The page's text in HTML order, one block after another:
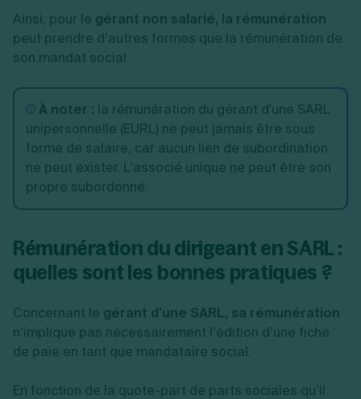
Ainsi, pour le gérant non salarié, la rémunération
peut prendre d’autres formes que la rémunération de
son mandat social.
À noter : la rémunération du gérant d'une SARL
unipersonnelle (EURL) ne peut jamais être sous
forme de salaire, car aucun lien de subordination
ne peut exister. L'associé unique ne peut être son
propre subordonné.
Rémunération du dirigeant en SARL :
quelles sont les bonnes pratiques ?
Concernant le gérant d’une SARL, sa rémunération
n’implique pas nécessairement l’édition d’une fiche
de paie en tant que mandataire social.
En fonction de la quote-part de parts sociales qu’il